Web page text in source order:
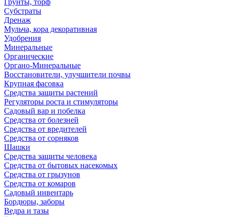
Грунты, торф
Субстраты
Дренаж
Мульча, кора декоративная
Удобрения
Минеральные
Органические
Органо-Минеральные
Восстановители, улучшители почвы
Крупная фасовка
Средства защиты растений
Регуляторы роста и стимуляторы
Садовый вар и побелка
Средства от болезней
Средства от вредителей
Средства от сорняков
Шашки
Средства защиты человека
Средства от бытовых насекомых
Средства от грызунов
Средства от комаров
Садовый инвентарь
Бордюры, заборы
Ведра и тазы